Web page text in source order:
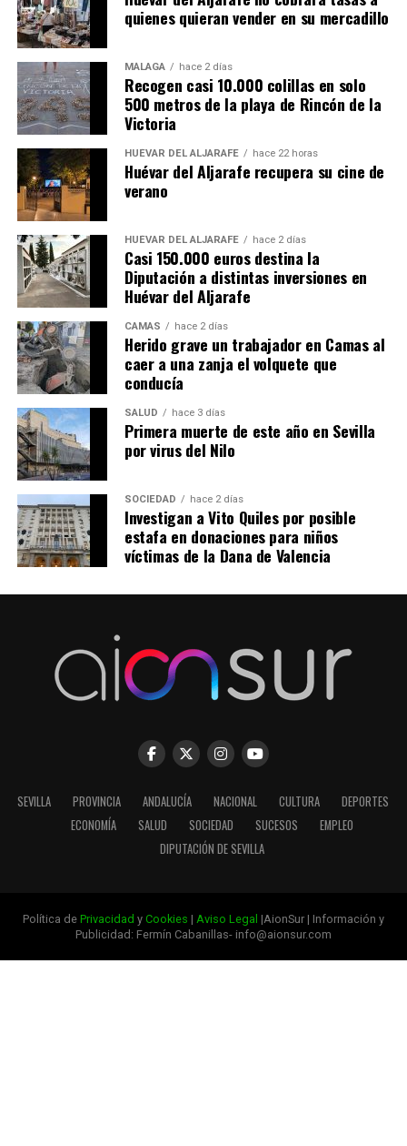
quienes quieran vender en su mercadillo
MÁLAGA hace 2 días
Recogen casi 10.000 colillas en solo
500 metros de la playa de Rincón de la
Victoria
HUÉVAR DEL ALJARAFE hace 22 horas
Huévar del Aljarafe recupera su cine de
verano
HUÉVAR DEL ALJARAFE hace 2 días
Casi 150.000 euros destina la
Diputación a distintas inversiones en
Huévar del Aljarafe
CAMAS hace 2 días
Herido grave un trabajador en Camas al
caer a una zanja el volquete que
conducía
SALUD hace 3 días
Primera muerte de este año en Sevilla
por virus del Nilo
SOCIEDAD hace 2 días
Investigan a Vito Quiles por posible
estafa en donaciones para niños
víctimas de la Dana de Valencia
SEVILLA PROVINCIA ANDALUCÍA NACIONAL CULTURA
DEPORTES
ECONOMÍA
SALUD SOCIEDAD SUCESOS
EMPLEO
DIPUTACIÓN DE SEVILLA
Política de Privacidad y Cookies | Aviso Legal |AionSur | Información y
Publicidad: Fermín Cabanillas- info@aionsur.com